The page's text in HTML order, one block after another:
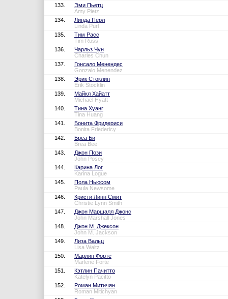
133.
Эми Пьетц
Amy Pietz
134.
Линда Перл
Linda Purl
135.
Тим Расс
Tim Russ
136.
Чарльз Чун
Charles Chun
137.
Гонсало Менендес
Gonzalo Menendez
138.
Эрик Стоклин
Erik Stocklin
139.
Майкл Хайатт
Michael Hyatt
140.
Тина Хуанг
Tina Huang
141.
Бонита Фридериси
Bonita Friedericy
142.
Бреа Би
Brea Bee
143.
Джон Пози
John Posey
144.
Карина Лог
Karina Logue
145.
Пола Ньюсом
Paula Newsome
146.
Кристи Линн Смит
Christie Lynn Smith
147.
Джон Маршалл Джонс
John Marshall Jones
148.
Джон М. Джексон
John M. Jackson
149.
Лиза Вальц
Lisa Waltz
150.
Марлин Форте
Marlene Forte
151.
Кэтлин Пачитто
Katelyn Pacitto
152.
Роман Митичян
Roman Mitichyan